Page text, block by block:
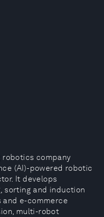
robotics company
(AI)-powered robotic
It develops
sorting and induction
e-commerce
multi-robot